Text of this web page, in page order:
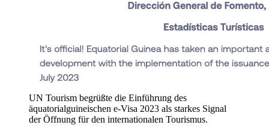
UN Tourism begrüßte die Einführung des
äquatorialguineischen e-Visa 2023 als starkes Signal
der Öffnung für den internationalen Tourismus.